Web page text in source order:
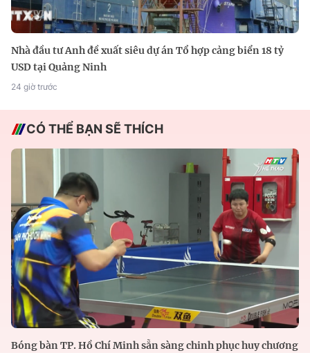
Nhà đầu tư Anh đề xuất siêu dự án Tổ hợp cảng biển 18 tỷ
USD tại Quảng Ninh
24 giờ trước
CÓ THỂ BẠN SẼ THÍCH
Bóng bàn TP. Hồ Chí Minh sẵn sàng chinh phục huy chương